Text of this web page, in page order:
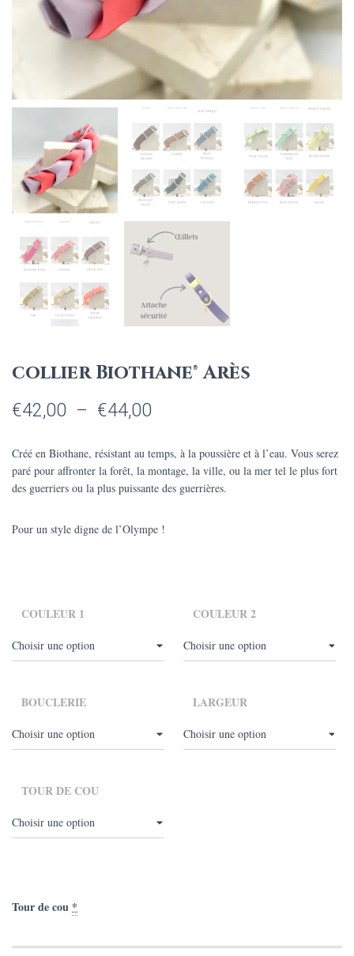
collier Biothane® Arès
€42,00 – €44,00
prix :
€42,00
à
Créé en Biothane, résistant au temps, à la poussière et à l’eau. Vous serez
paré pour affronter la forêt, la montage, la ville, ou la mer tel le plus fort
des guerriers ou la plus puissante des guerrières.
Pour un style digne de l’Olympe !
COULEUR 1 COULEUR 2
BOUCLERIE LARGEUR
TOUR DE COU
Tour de cou*